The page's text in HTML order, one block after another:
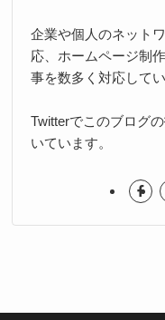
企業や個人のネット
応、ホームページ制
事を数多く対応してい
Twitterでこのブログ
いています。